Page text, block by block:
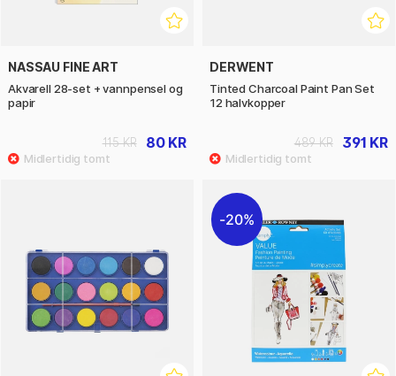
NASSAU FINE ART
Akvarell 28-set + vannpensel og
papir
80 KR
115 KR
DERWENT
Tinted Charcoal Paint Pan Set
12 halvkopper
391 KR
489 KR
20%